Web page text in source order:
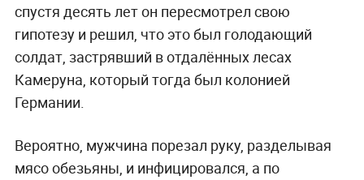
спустя десять лет он пересмотрел свою
гипотезу и решил, что это был голодающий
солдат, застрявший в отдалённых лесах
Камеруна, который тогда был колонией
Германии.
Вероятно, мужчина порезал руку, разделывая
мясо обезьяны, и инфицировался, а по